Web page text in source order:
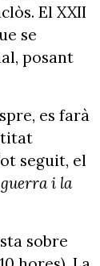
El XXII
se
posant
es farà
seguit, el
i la
sobre